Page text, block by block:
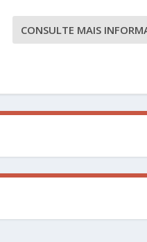
CONSULTE MAIS